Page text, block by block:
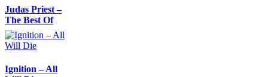
Judas Priest –
The Best Of
Ignition – All